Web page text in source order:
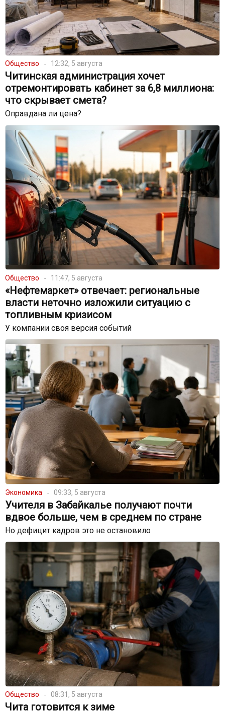
Общество 12:32, 5 августа
Читинская администрация хочет
отремонтировать кабинет за 6,8 миллиона:
что скрывает смета?
Оправдана ли цена?
Общество 11:47, 5 августа
«Нефтемаркет» отвечает: региональные
власти неточно изложили ситуацию с
топливным кризисом
У компании своя версия событий
Экономика 09:33, 5 августа
Учителя в Забайкалье получают почти
вдвое больше, чем в среднем по стране
Но дефицит кадров это не остановило
Общество 08:31, 5 августа
Чита готовится к зиме